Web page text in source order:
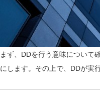
まず、DDを行う意味について
にします。その上で、DDが実